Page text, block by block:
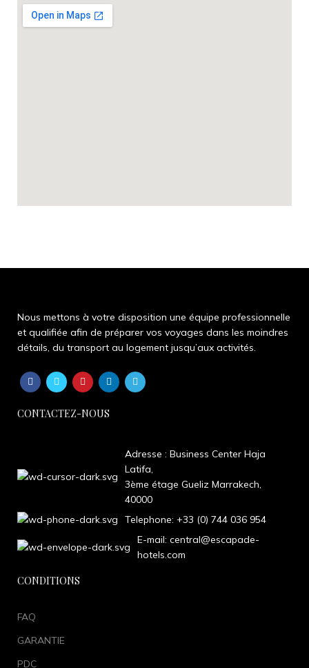
Nous mettons à votre disposition une équipe professionnelle
et qualifiée afin de préparer vos voyages dans les moindres
détails, du transport au logement jusqu’aux activités.
CONTACTEZ-NOUS
Adresse : Business Center Haja
Latifa,
3ème étage Gueliz Marrakech,
40000
Telephone: +33 (0) 744 036 954
E-mail: central@escapade-
hotels.com
CONDITIONS
FAQ
GARANTIE
PDC